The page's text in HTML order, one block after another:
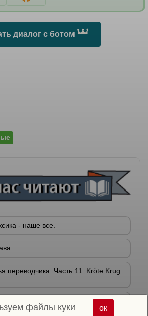
диалог с ботом
- наше все.
переводчика. Часть 11. Kröte Krug
предложение с отрицанием kein
файлы куки ок